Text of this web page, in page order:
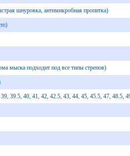
шнуровка, антимикробная пропитка)
мыска подходит под все типы стрепов)
39.5, 40, 41, 42, 42.5, 43, 44, 45, 45.5, 47, 48.5,